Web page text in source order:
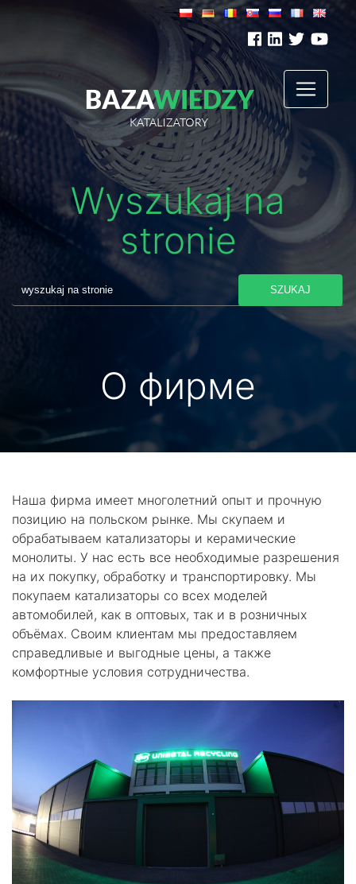
Wyszukaj na
stronie
SZUKAJ
О фирме
Наша фирма имеет многолетний опыт и прочную
позицию на польском рынке. Мы скупаем и
обрабатываем катализаторы и керамические
монолиты. У нас есть все необходимые разрешения
на их покупку, обработку и транспортировку. Мы
покупаем катализаторы со всех моделей
автомобилей, как в оптовых, так и в розничных
объёмах. Своим клиентам мы предоставляем
справедливые и выгодные цены, а также
комфортные условия сотрудничества.